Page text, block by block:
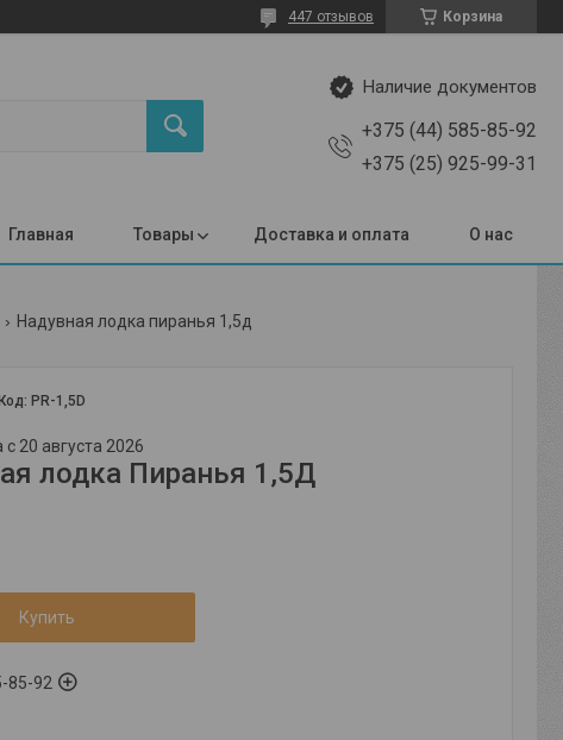
Корзина
447 отзывов
Наличие документов
+375 (44) 585-85-92
+375 (25) 925-99-31
Главная Товары Доставка и оплата О нас
Надувная лодка пиранья 1,5д
Код: PR-1,5D
20 августа 2026
лодка Пиранья 1,5Д
Купить
85-92